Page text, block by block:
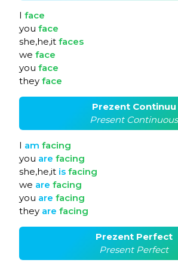
I face
you face
she,he,it faces
we face
you face
they face
Prezent Continuu
Present Continuous
I am facing
you are facing
she,he,it is facing
we are facing
you are facing
they are facing
Prezent Perfect
Present Perfect